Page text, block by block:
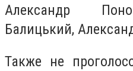
Александр
Балицький,
Также не